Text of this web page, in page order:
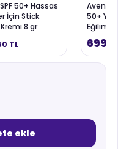
50+ Hassas
İçin Stick
8 gr
TL
Avene
50+
Eğilimli
Güneş
699
ekle